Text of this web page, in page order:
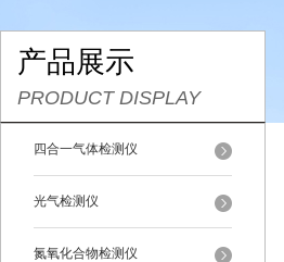
产品展示
PRODUCT DISPLAY
四合一气体检测仪
光气检测仪
氮氧化合物检测仪